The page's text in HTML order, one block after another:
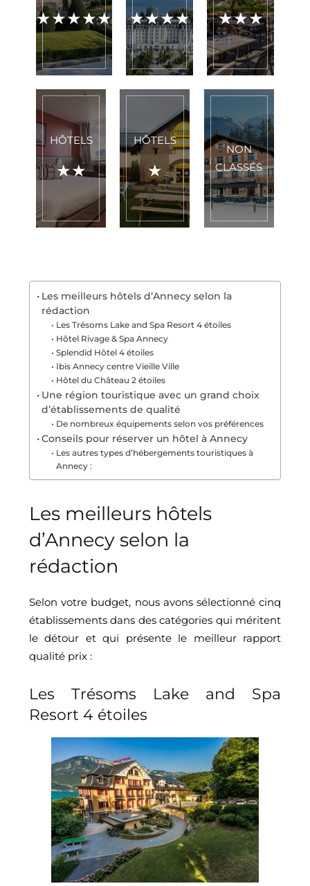
★★★★★ ★★★★ ★★★
HÔTELS
★★
HÔTELS
★
NON
CLASSÉS
Les meilleurs hôtels d’Annecy selon la
rédaction
Les Trésoms Lake and Spa Resort 4 étoiles
Hôtel Rivage & Spa Annecy
Splendid Hôtel 4 étoiles
Ibis Annecy centre Vieille Ville
Hôtel du Château 2 étoiles
Une région touristique avec un grand choix
d’établissements de qualité
De nombreux équipements selon vos préférences
Conseils pour réserver un hôtel à Annecy
Les autres types d’hébergements touristiques à
Annecy :
Les meilleurs hôtels
d’Annecy selon la
rédaction
Selon votre budget, nous avons sélectionné cinq
établissements dans des catégories qui méritent
le détour et qui présente le meilleur rapport
qualité prix :
Les Trésoms Lake and Spa
Resort 4 étoiles